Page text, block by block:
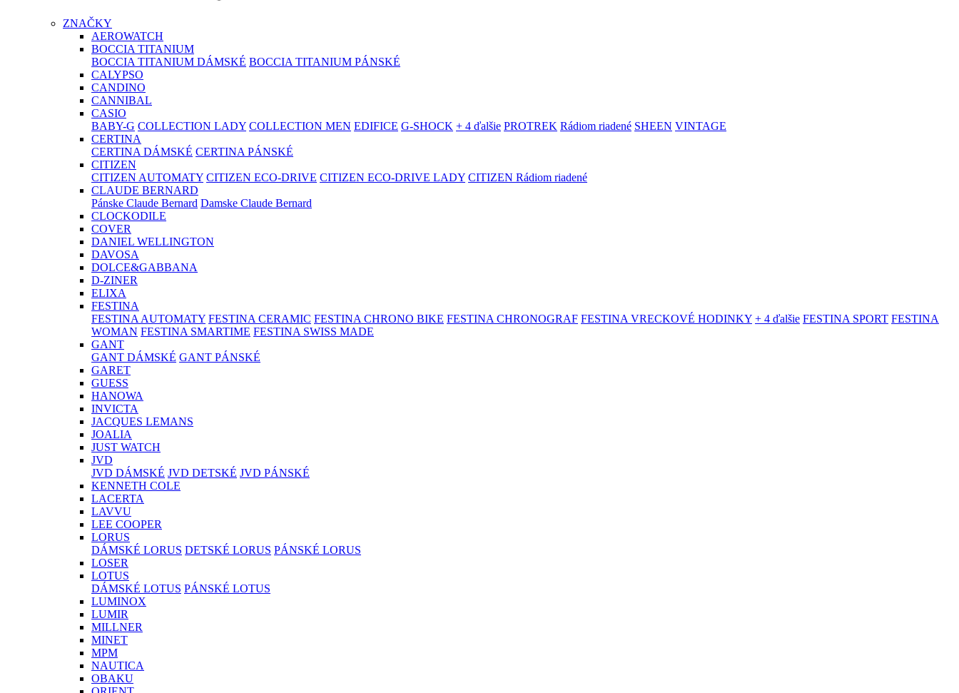
ZNAČKY
AEROWATCH
BOCCIA TITANIUM
BOCCIA TITANIUM DÁMSKÉ BOCCIA TITANIUM PÁNSKÉ
CALYPSO
CANDINO
CANNIBAL
CASIO
BABY-G COLLECTION LADY COLLECTION MEN EDIFICE G-SHOCK + 4 ďalšie PROTREK Rádiom riadené SHEEN VINTAGE
CERTINA
CERTINA DÁMSKÉ CERTINA PÁNSKÉ
CITIZEN
CITIZEN AUTOMATY CITIZEN ECO-DRIVE CITIZEN ECO-DRIVE LADY CITIZEN Rádiom riadené
CLAUDE BERNARD
Pánske Claude Bernard Damske Claude Bernard
CLOCKODILE
COVER
DANIEL WELLINGTON
DAVOSA
DOLCE&GABBANA
D-ZINER
ELIXA
FESTINA
FESTINA AUTOMATY FESTINA CERAMIC FESTINA CHRONO BIKE FESTINA CHRONOGRAF FESTINA VRECKOVÉ HODINKY + 4 ďalšie FESTINA SPORT FESTINA
WOMAN FESTINA SMARTIME FESTINA SWISS MADE
GANT
GANT DÁMSKÉ GANT PÁNSKÉ
GARET
GUESS
HANOWA
INVICTA
JACQUES LEMANS
JOALIA
JUST WATCH
JVD
JVD DÁMSKÉ JVD DETSKÉ JVD PÁNSKÉ
KENNETH COLE
LACERTA
LAVVU
LEE COOPER
LORUS
DÁMSKÉ LORUS DETSKÉ LORUS PÁNSKÉ LORUS
LOSER
LOTUS
DÁMSKÉ LOTUS PÁNSKÉ LOTUS
LUMINOX
LUMIR
MILLNER
MINET
MPM
NAUTICA
OBAKU